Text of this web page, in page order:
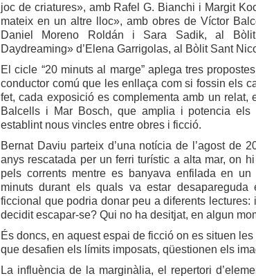
joc de criatures», amb Rafel G. Bianchi i Margit
mateix en un altre lloc», amb obres de Víctor
Daniel Moreno Roldán i Sara Sadik, al
Daydreaming» d’Elena Garrigolas, al Bòlit Sant
El cicle “20 minuts al marge” aplega tres
conductor comú que les enllaça com si fossin els
fet, cada exposició es complementa amb un relat,
Balcells i Mar Bosch, que amplia i potencia els
establint nous vincles entre obres i ficció.
Bernat Daviu parteix d’una notícia de l’agost de
anys rescatada per un ferri turístic a alta mar, on
pels corrents mentre es banyava enfilada en
minuts durant els quals va estar desapareguda
ficcional que podria donar peu a diferents
decidit escapar-se? Qui no ha desitjat, en algun
És doncs, en aquest espai de ficció on es situen
que desafien els límits imposats, qüestionen els
La influència de la marginàlia, el repertori